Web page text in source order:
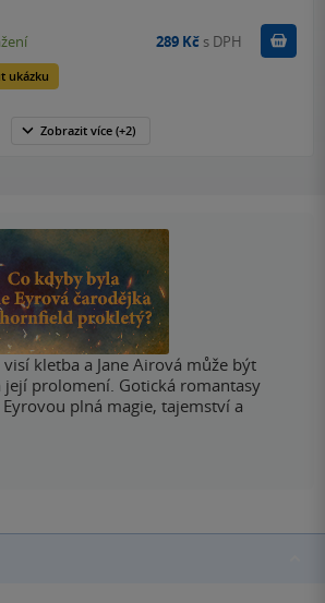
ukázku
289 Kč s DPH Koupit
Zobrazit více (+2)
kletba a Jane Airová může být
její prolomení. Gotická romantasy
plná magie, tajemství a